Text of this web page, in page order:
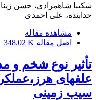
شکیبا شاهمرادی، حسن
خدابنده، علی احمدی
مشاهده مقاله
اصل مقاله 348.02 K
تأثیر نوع شخم و
علفهای
سیب زمینی